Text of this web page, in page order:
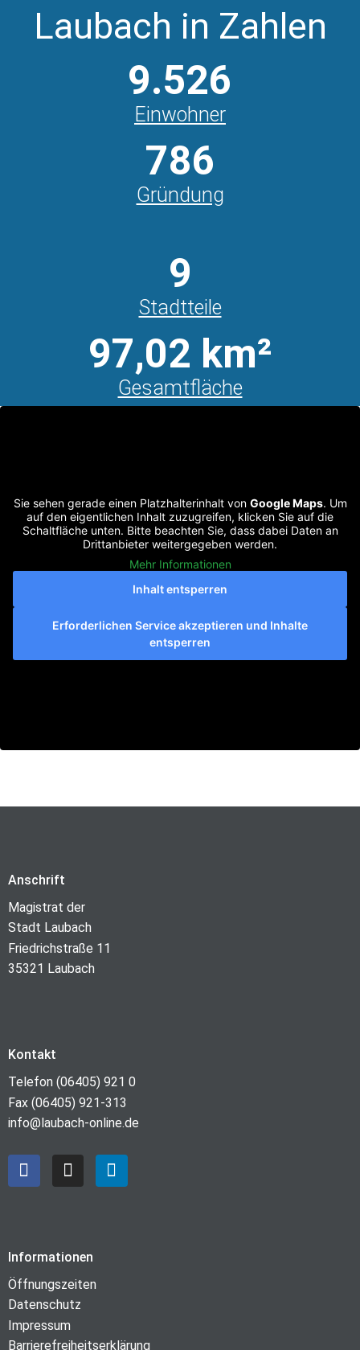
Laubach in Zahlen
9.526
Einwohner
786
Gründung
9
Stadtteile
97,02 km²
Gesamtfläche
Sie sehen gerade einen Platzhalterinhalt von Google Maps. Um
auf den eigentlichen Inhalt zuzugreifen, klicken Sie auf die
Schaltfläche unten. Bitte beachten Sie, dass dabei Daten an
Drittanbieter weitergegeben werden.
Mehr Informationen
Inhalt entsperren
Erforderlichen Service akzeptieren und Inhalte
entsperren
Anschrift
Magistrat der
Stadt Laubach
Friedrichstraße 11
35321 Laubach
Kontakt
Telefon (06405) 921 0
Fax (06405) 921-313
info@laubach-online.de
Informationen
Öffnungszeiten
Datenschutz
Impressum
Barrierefreiheitserklärung